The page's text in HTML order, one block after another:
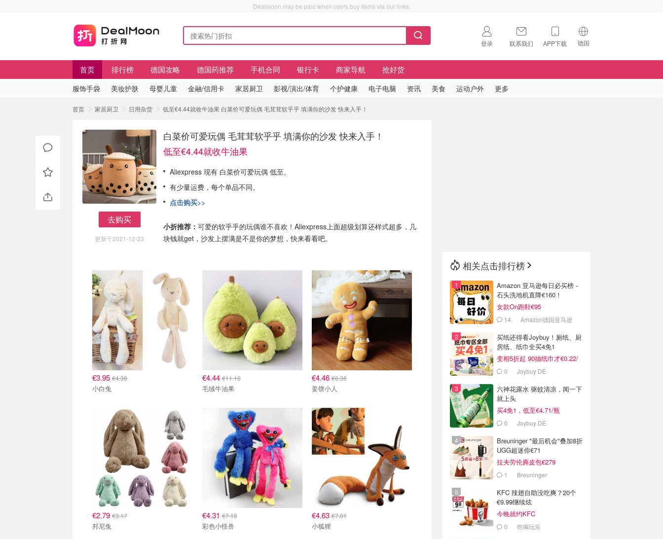
Dealmoon may be paid when users buy items via our links.
登录 联系我们 APP下载 德国
🇺🇸
首页 排行榜 德国攻略 德国药推荐 手机合同 银行卡 商家导航 抢好货
服饰手袋 美妆护肤 母婴儿童 金融/信用卡 家居厨卫 影视/演出/体育 个护健康 电子电脑 资讯 美食 运动户外 更多
首页 家居厨卫 日用杂货 低至€4.44就收牛油果 白菜价可爱玩偶 毛茸茸软乎乎 填满你的沙发 快来入手！
去购买
更新于2021-12-23
白菜价可爱玩偶 毛茸茸软乎乎 填满你的沙发 快来入手！
低至€4.44就收牛油果
Aliexpress 现有 白菜价可爱玩偶 低至。
有少量运费，每个单品不同。
点击购买>>
小折推荐： 可爱的软乎乎的玩偶谁不喜欢！Aliexpress上面超级划算还样式超多，几
块钱就get，沙发上摆满是不是你的梦想，快来看看吧。
€3.95 €4.38
小白兔
€4.44€11.10
毛绒牛油果
€4.46 €6.36
姜饼小人
€2.79 €3.17
邦尼兔
€4.31€7.18
彩色小怪兽
€4.63 €7.01
小狐狸
相关点击排行榜
Amazon 亚马逊每日必买榜 -
石头洗地机直降€160！
女款On跑鞋€95
14 Amazon德国亚马逊
买纸还得看Joybuy！厕纸、厨
房纸、纸巾全买4免1
变相5折起 90抽纸巾才€0.22/
包 0 Joybuy DE
六神花露水 驱蚊清凉，闻一下
就上头
买4免1，低至€4.71/瓶
0 Joybuy DE
Breuninger "最后机会"叠加8折
UGG超迷你€71
拉夫劳伦麂皮包€279
1 Breuninger
KFC 辣翅自助没吃爽？20个
€9.99继续炫
今晚就约KFC
0 吃喝玩乐